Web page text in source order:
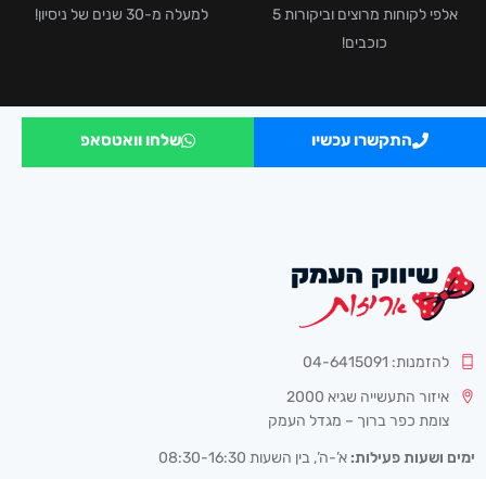
אלפי לקוחות מרוצים וביקורות 5
כוכבים!
למעלה מ-30 שנים של ניסיון!
התקשרו עכשיו שלחו וואטסאפ
להזמנות: 04-6415091
איזור התעשייה שגיא 2000
צומת כפר ברוך – מגדל העמק
ימים ושעות פעילות: א’-ה’, בין השעות 08:30-16:30